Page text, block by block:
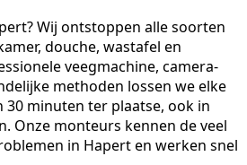
Wij ontstoppen alle soorten
douche, wastafel en
veegmachine, camera-
methoden lossen we elke
minuten ter plaatse, ook in
Onze monteurs kennen de veel
in Hapert en werken snel